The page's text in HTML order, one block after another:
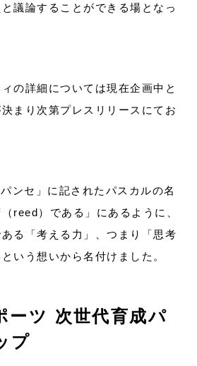
議論することができる場となっ
の詳細については現在企画中と
まり次第プレスリリースにてお
ンセ」に記されたパスカルの名
reed）である」にあるように、
る「考える力」、つまり「思考
いう想いから名付けました。
ーツ 次世代育成パ
プ